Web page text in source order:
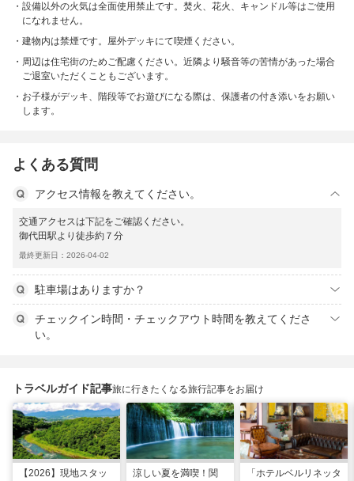
設備以外の火気は全面使用禁止です。焚火、花火、キャンドル等はご使用
になれません。
建物内は禁煙です。屋外デッキにて喫煙ください。
周辺は住宅街のためご配慮ください。近隣より騒音等の苦情があった場合
ご退室いただくこともございます。
お子様がデッキ、階段等でお遊びになる際は、保護者の付き添いをお願い
します。
よくある質問
アクセス情報を教えてください。
交通アクセスは下記をご確認ください。
御代田駅より徒歩約７分
最終更新日：2026-04-02
駐車場はありますか？
チェックイン時間・チェックアウト時間を教えてくださ
い。
トラベルガイド記事旅に行きたくなる旅行記事をお届け
【2026】現地スタッ
涼しい夏を満喫！関
「ホテルベルリネッタ